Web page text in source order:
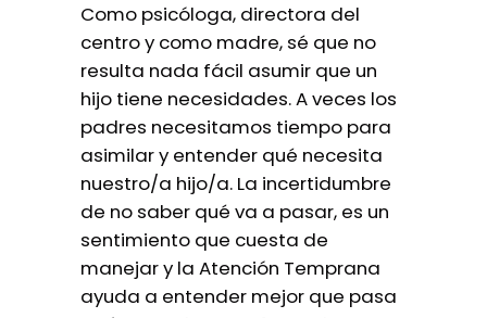
Como psicóloga, directora del
centro y como madre, sé que no
resulta nada fácil asumir que un
hijo tiene necesidades. A veces los
padres necesitamos tiempo para
asimilar y entender qué necesita
nuestro/a hijo/a. La incertidumbre
de no saber qué va a pasar, es un
sentimiento que cuesta de
manejar y la Atención Temprana
ayuda a entender mejor que pasa